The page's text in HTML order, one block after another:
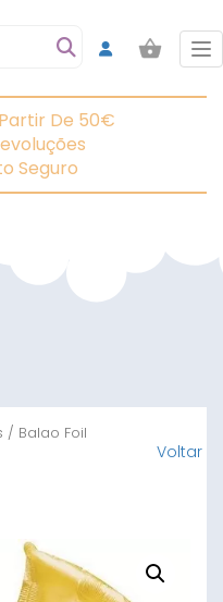
De 50€
Seguro
/ Balao Foil
Voltar